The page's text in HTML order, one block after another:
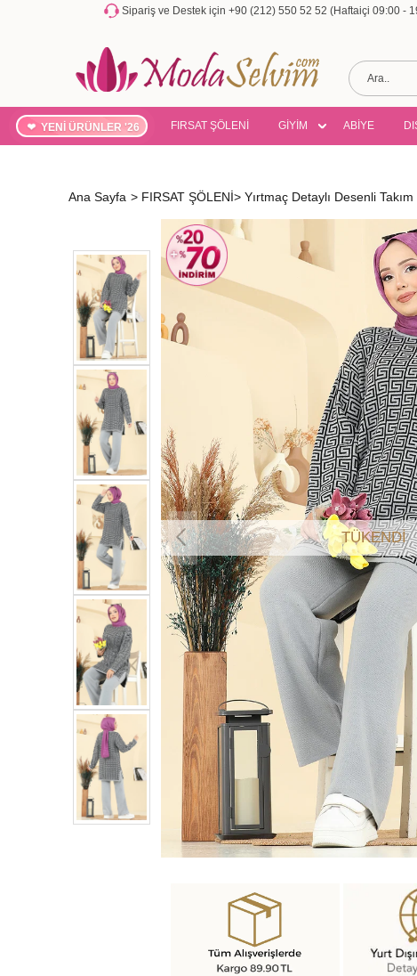
Sipariş ve Destek için +90 (212) 550 52 52 (Haftaiçi 09:00 -
YENİ ÜRÜNLER '26 FIRSAT ŞÖLENİ GİYİM ABİYE
Ana Sayfa > FIRSAT ŞÖLENİ> Yırtmaç Detaylı Desenli
TÜKENDİ